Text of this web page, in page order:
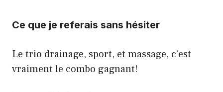
Ce que je referais sans hésiter
Le trio drainage, sport, et massage, c’est
vraiment le combo gagnant!